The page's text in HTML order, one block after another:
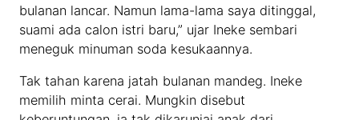
bulanan lancar. Namun lama-lama saya ditinggal,
suami ada calon istri baru,” ujar Ineke sembari
meneguk minuman soda kesukaannya.
Tak tahan karena jatah bulanan mandeg. Ineke
memilih minta cerai. Mungkin disebut